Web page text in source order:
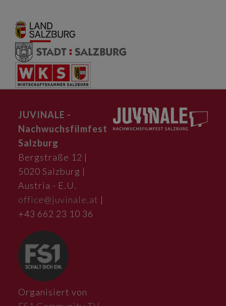
JUVINALE -
Nachwuchsfilmfest
Salzburg
Bergstraße 12 |
5020 Salzburg |
Austria - E.U.
office@juvinale.at |
+43 662 23 10 36
Organisiert von